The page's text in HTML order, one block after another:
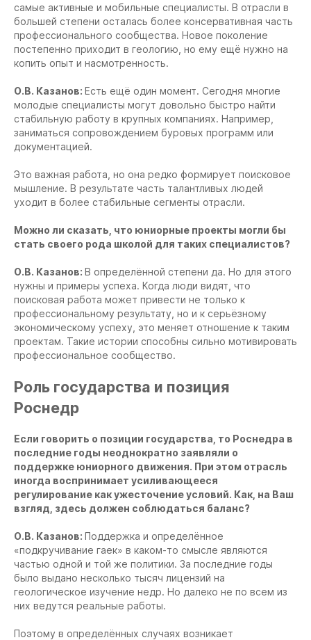
самые активные и мобильные специалисты. В отрасли в
большей степени осталась более консервативная часть
профессионального сообщества. Новое поколение
постепенно приходит в геологию, но ему ещё нужно на
копить опыт и насмотренность.
О.В. Казанов: Есть ещё один момент. Сегодня многие
молодые специалисты могут довольно быстро найти
стабильную работу в крупных компаниях. Например,
заниматься сопровождением буровых программ или
документацией.
Это важная работа, но она редко формирует поисковое
мышление. В результате часть талантливых людей
уходит в более стабильные сегменты отрасли.
Можно ли сказать, что юниорные проекты могли бы
стать своего рода школой для таких специалистов?
О.В. Казанов: В определённой степени да. Но для этого
нужны и примеры успеха. Когда люди видят, что
поисковая работа может привести не только к
профессиональному результату, но и к серьёзному
экономическому успеху, это меняет отношение к таким
проектам. Такие истории способны сильно мотивировать
профессиональное сообщество.
Роль государства и позиция
Роснедр
Если говорить о позиции государства, то Роснедра в
последние годы неоднократно заявляли о
поддержке юниорного движения. При этом отрасль
иногда воспринимает усиливающееся
регулирование как ужесточение условий. Как, на Ваш
взгляд, здесь должен соблюдаться баланс?
О.В. Казанов: Поддержка и определённое
«подкручивание гаек» в каком-то смысле являются
частью одной и той же политики. За последние годы
было выдано несколько тысяч лицензий на
геологическое изучение недр. Но далеко не по всем из
них ведутся реальные работы.
Поэтому в определённых случаях возникает